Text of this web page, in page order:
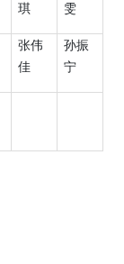
琪
雯
张伟
佳
孙振
宁